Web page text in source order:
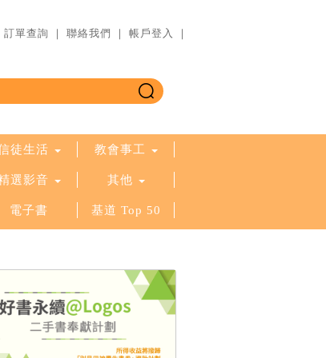
訂單查詢 ｜ 聯絡我們 ｜ 帳戶登入 ｜
徒生活 教會事工
選影音 其他
電子書 基道 Top 50